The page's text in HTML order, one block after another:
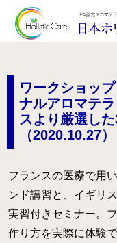
ワークショッ
ナルアロマテ
スより厳選し
（2020.10.27）
フランスの医療で用
ンド講習と、イギリ
実習付きセミナー。
作り方を実際に体験で
当校の特長
卒業生の声
講師プロフィール
スクール通信
コース紹介